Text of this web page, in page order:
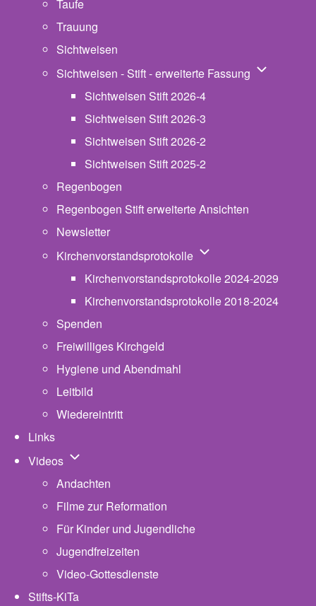
Taufe
Trauung
Sichtweisen
Sichtweisen - Stift - erweiterte Fassung
Sichtweisen Stift 2026-4
Sichtweisen Stift 2026-3
Sichtweisen Stift 2026-2
Sichtweisen Stift 2025-2
Regenbogen
Regenbogen Stift erweiterte Ansichten
Newsletter
Kirchenvorstandsprotokolle Unternavigation von
Kirchenvorstandsprotokolle 2024-2029
Kirchenvorstandsprotokolle 2018-2024
Spenden
Freiwilliges Kirchgeld
Hygiene und Abendmahl
Leitbild
Wiedereintritt
Links
Videos Unternavigation von Videos
Andachten
Filme zur Reformation
Für Kinder und Jugendliche
Jugendfreizeiten
Video-Gottesdienste
Stifts-KiTa